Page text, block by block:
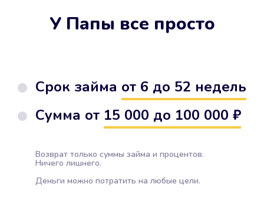
У Папы все просто
Срок займа от 6 до 52 недель
Сумма от 15 000 до 100 000 ₽
Возврат только суммы займа и процентов.
Ничего лишнего.
Деньги можно потратить на любые цели.